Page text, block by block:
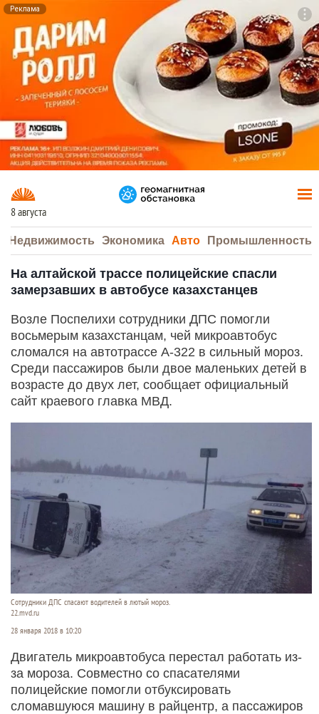
Реклама
8 августа
Недвижимость Экономика Авто Промышленность
На алтайской трассе полицейские спасли
замерзавших в автобусе казахстанцев
Возле Поспелихи сотрудники ДПС помогли
восьмерым казахстанцам, чей микроавтобус
сломался на автотрассе А-322 в сильный мороз.
Среди пассажиров были двое маленьких детей в
возрасте до двух лет, сообщает официальный
сайт краевого главка МВД.
Сотрудники ДПС спасают водителей в лютый мороз.
22.mvd.ru
28 января 2018 в 10:20
Двигатель микроавтобуса перестал работать из-
за мороза. Совместно со спасателями
полицейские помогли отбуксировать
сломавшуюся машину в райцентр, а пассажиров